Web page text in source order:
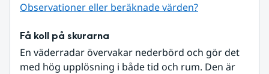
Observationer eller beräknade värden?
Få koll på skurarna
En väderradar övervakar nederbörd och gör det
med hög upplösning i både tid och rum. Den är